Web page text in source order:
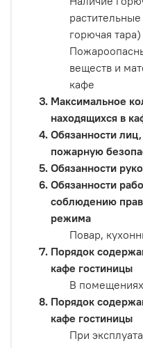
горючая тара)
веществ и
кафе
Максимальное
находящихся в
Обязанности
пожарную
Обязанности
Обязанности
соблюдению
режима
Повар,
Порядок
кафе гостиницы
В
Порядок
кафе гостиницы
При